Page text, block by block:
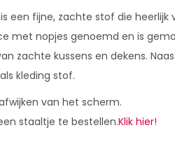
is een fijne, zachte stof die
met nopjes genoemd en is
zachte kussens en dekens.
kleding stof.
van het scherm.
staaltje te bestellen.Klik hier!